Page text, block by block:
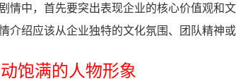
情中，首先要突出表现企业的核心价值观和
介绍应该从企业独特的文化氛围、团队精神
饱满的人物形象